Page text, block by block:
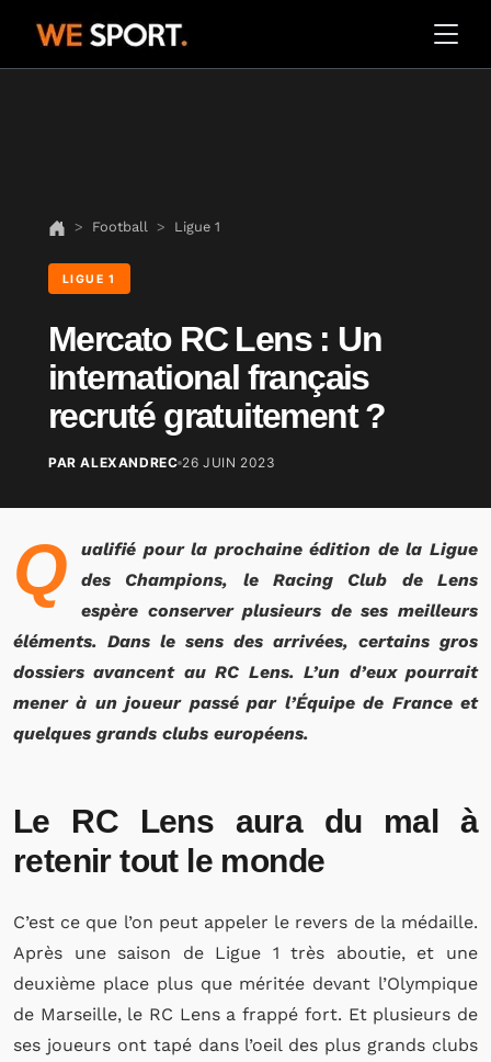
Football Ligue 1
LIGUE 1
Mercato RC Lens : Un
international français
recruté gratuitement ?
PAR ALEXANDREC 26 JUIN 2023
Q
ualifié pour la prochaine édition de la Ligue
des Champions, le Racing Club de Lens
espère conserver plusieurs de ses meilleurs
éléments. Dans le sens des arrivées, certains gros
dossiers avancent au RC Lens. L’un d’eux pourrait
mener à un joueur passé par l’Équipe de France et
quelques grands clubs européens.
Le RC Lens aura du mal à
retenir tout le monde
C’est ce que l’on peut appeler le revers de la médaille.
Après une saison de Ligue 1 très aboutie, et une
deuxième place plus que méritée devant l’Olympique
de Marseille, le RC Lens a frappé fort. Et plusieurs de
ses joueurs ont tapé dans l’oeil des plus grands clubs